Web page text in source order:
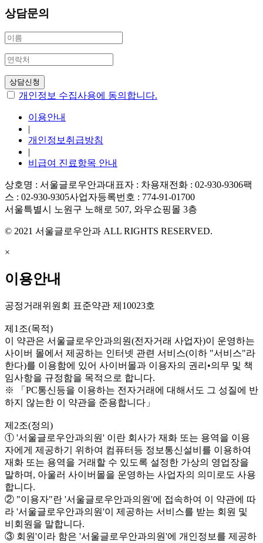
상담문의
개인정보 수집사용에 동의합니다.
이용안내
|
개인정보취급방침
|
비급여 진료항목 안내
상호명 : 서울글로우안과대표자 : 차용재 전화 : 02-930-9306팩
스 : 02-930-9305사업자등록번호 : 774-91-01700
서울특별시 노원구 노해로 507, 와우쇼핑몰 3층
© 2021 서울글로우안과 ALL RIGHTS RESERVED.
×
이용안내
공정거래위원회 표준약관 제10023호
제1조(목적)
이 약관은 서울글로우안과의원(전자거래 사업자)이 운영하는
사이버 몰에서 제공하는 인터넷 관련 서비스(이하 "서비스"라
한다)를 이용함에 있어 사이버몰과 이용자의 권리•의무 및 책
임사항을 규정함을 목적으로 합니다.
※ 「PC통신등을 이용하는 전자거래에 대해서도 그 성질에 반
하지 않는한 이 약관을 준용합니다」
제2조(정의)
① '서울글로우안과의원' 이란 회사가 재화 또는 용역을 이용
자에게 제공하기 위하여 컴퓨터등 정보통신설비를 이용하여
재화 또는 용역을 거래할 수 있도록 설정한 가상의 영업장을
말하며, 아울러 사이버몰을 운영하는 사업자의 의미로도 사용
합니다.
② "이용자"란 '서울글로우안과의원'에 접속하여 이 약관에 따
라 '서울글로우안과의원'이 제공하는 서비스를 받는 회원 및
비회원을 말합니다.
③ 회원'이라 함은 '서울글로우안과의원'에 개인정보를 제공하